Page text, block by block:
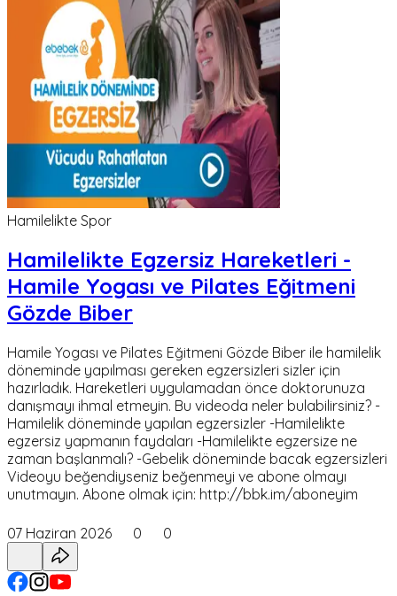
Hamilelikte Spor
Hamilelikte Egzersiz Hareketleri -
Hamile Yogası ve Pilates Eğitmeni
Gözde Biber
Hamile Yogası ve Pilates Eğitmeni Gözde Biber ile hamilelik
döneminde yapılması gereken egzersizleri sizler için
hazırladık. Hareketleri uygulamadan önce doktorunuza
danışmayı ihmal etmeyin. Bu videoda neler bulabilirsiniz? -
Hamilelik döneminde yapılan egzersizler -Hamilelikte
egzersiz yapmanın faydaları -Hamilelikte egzersize ne
zaman başlanmalı? -Gebelik döneminde bacak egzersizleri
Videoyu beğendiyseniz beğenmeyi ve abone olmayı
unutmayın. Abone olmak için: http://bbk.im/aboneyim
07 Haziran 2026 0 0